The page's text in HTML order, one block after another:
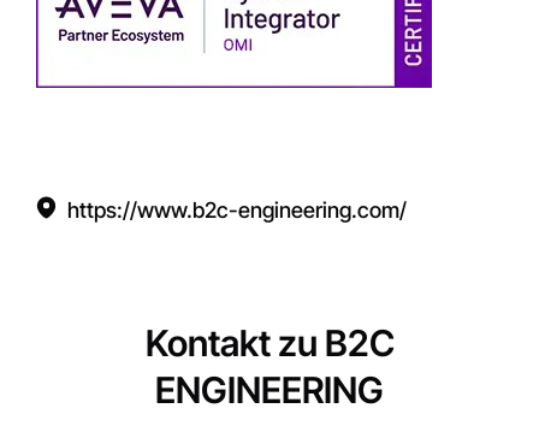
https://www.b2c-engineering.com/
Kontakt zu B2C
ENGINEERING